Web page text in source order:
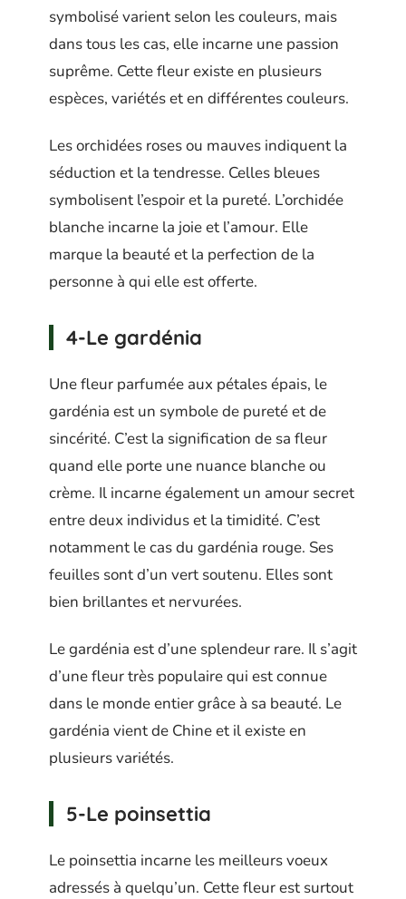
symbolisé varient selon les couleurs, mais
dans tous les cas, elle incarne une passion
suprême. Cette fleur existe en plusieurs
espèces, variétés et en différentes couleurs.
Les orchidées roses ou mauves indiquent la
séduction et la tendresse. Celles bleues
symbolisent l’espoir et la pureté. L’orchidée
blanche incarne la joie et l’amour. Elle
marque la beauté et la perfection de la
personne à qui elle est offerte.
4-Le gardénia
Une fleur parfumée aux pétales épais, le
gardénia est un symbole de pureté et de
sincérité. C’est la signification de sa fleur
quand elle porte une nuance blanche ou
crème. Il incarne également un amour secret
entre deux individus et la timidité. C’est
notamment le cas du gardénia rouge. Ses
feuilles sont d’un vert soutenu. Elles sont
bien brillantes et nervurées.
Le gardénia est d’une splendeur rare. Il s’agit
d’une fleur très populaire qui est connue
dans le monde entier grâce à sa beauté. Le
gardénia vient de Chine et il existe en
plusieurs variétés.
5-Le poinsettia
Le poinsettia incarne les meilleurs voeux
adressés à quelqu’un. Cette fleur est surtout